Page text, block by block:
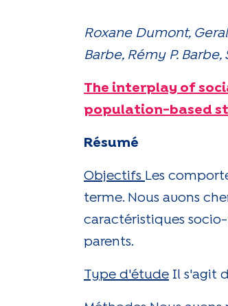
Roxane Dumont,
Barbe, Rémy P.
The interplay of
population-based
Résumé
Objectifs Les
terme. Nous avons
caractéristiques
parents.
Type d'étude Il s'agit